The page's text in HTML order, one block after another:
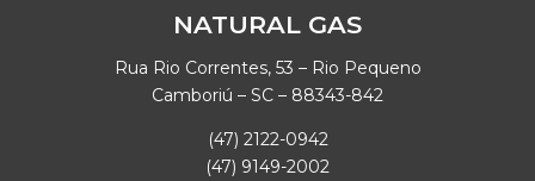
NATURAL GAS
Rua Rio Correntes, 53 – Rio Pequeno
Camboriú – SC – 88343-842
(47) 2122-0942
(47) 9149-2002